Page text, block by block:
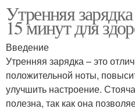
Утренняя
15 минут для
Введение
Утренняя зарядка – это
положительной ноты,
улучшить настроение.
полезна, так как она